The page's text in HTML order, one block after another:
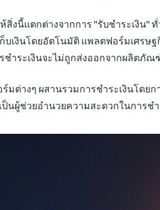
สิ่งนี้แตกต่างจากการ "รับชำระเงิน"
ก็บเงินโดยอัตโนมัติ แพลตฟอร์มเศรษ
ชำระเงินจะไม่ถูกส่งออกจากผลิตภัณ
มต่างๆ ผสานรวมการชำระเงินโดยก
ป็นผู้ช่วยอำนวยความสะดวกในการ